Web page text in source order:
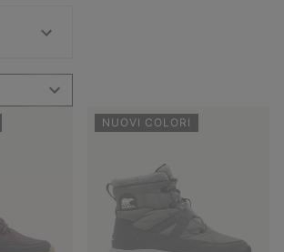
NUOVI COLORI